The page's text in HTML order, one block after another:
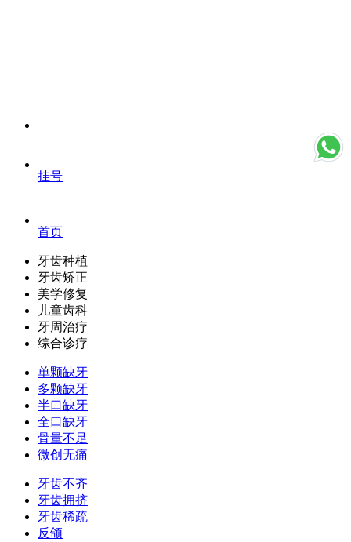
挂号
首页
牙齿种植
牙齿矫正
美学修复
儿童齿科
牙周治疗
综合诊疗
单颗缺牙
多颗缺牙
半口缺牙
全口缺牙
骨量不足
微创无痛
牙齿不齐
牙齿拥挤
牙齿稀疏
反颌